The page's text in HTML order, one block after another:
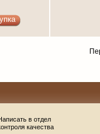
в отдел
качества